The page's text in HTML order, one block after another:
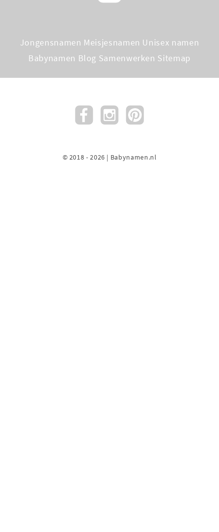
Jongensnamen Meisjesnamen Unisex namen
Babynamen Blog Samenwerken Sitemap
© 2018 - 2026 | Babynamen.nl